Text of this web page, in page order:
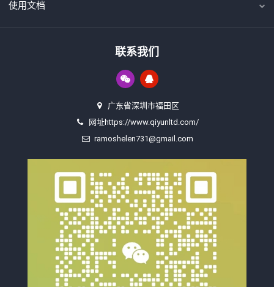
使用文档
联系我们
广东省深圳市福田区
网址https://www.qiyunltd.com/
ramoshelen731@gmail.com